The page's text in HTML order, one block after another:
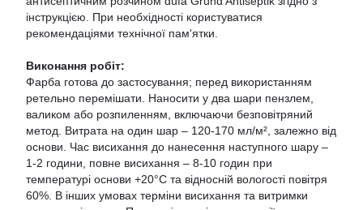
інструкцією. При необхідності користуватися
рекомендаціями технічної пам'ятки.
Виконання робіт:
Фарба готова до застосування; перед використанням
ретельно перемішати. Наносити у два шари пензлем,
валиком або розпиленням, включаючи безповітряний
метод. Витрата на один шар – 120-170 мл/м², залежно від
основи. Час висихання до нанесення наступного шару –
1-2 години, повне висихання – 8-10 годин при
температурі основи +20°С та відносній вологості повітря
60%. В інших умовах терміни висихання та витримки